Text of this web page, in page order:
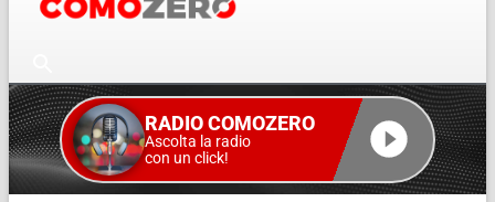
RADIO COMOZERO
Ascolta la radio
con un click!